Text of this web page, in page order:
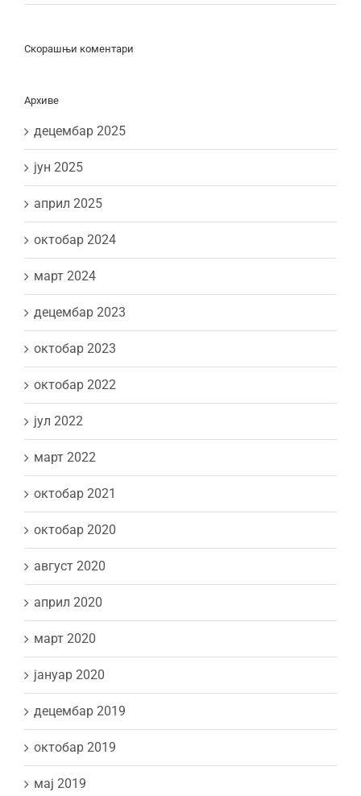
Скорашњи коментари
Архиве
децембар 2025
јун 2025
април 2025
октобар 2024
март 2024
децембар 2023
октобар 2023
октобар 2022
јул 2022
март 2022
октобар 2021
октобар 2020
август 2020
април 2020
март 2020
јануар 2020
децембар 2019
октобар 2019
мај 2019